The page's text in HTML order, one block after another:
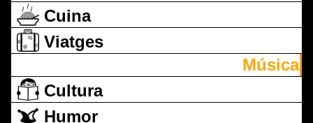
Cuina
Viatges
Música
Cultura
Humor